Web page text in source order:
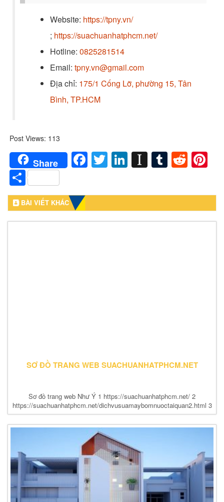
Website: https://tpny.vn/
; https://suachuanhatphcm.net/
Hotline: 0825281514
Email: tpny.vn@gmail.com
Địa chỉ: 175/1 Cống Lỡ, phường 15, Tân
Bình, TP.HCM
Post Views: 113
Share Facebook
TwitterLinkedIn
Instapaper
Tumblr
Share
BÀI VIẾT KHÁC
SƠ ĐỒ TRANG WEB SUACHUANHATPHCM.NET
Sơ đồ trang web Như Ý 1 https://suachuanhatphcm.net/ 2
https://suachuanhatphcm.net/dichvusuamaybomnuoctaiquan2.html 3
https://suachuanhatphcm.net/thosuaongnuoctainhaquan2tphcm.html
4
https://suachuanhatphcm.net/thosuaongnuoctainhaquan1tphcm.html
5
https://suachuanhatphcm.net/thosuaongnuoctainhaquan3tphcm2.html
6
https://suachuanhatphcm.net/thosuaongnuoctainhaquan4tphcm.html
7...